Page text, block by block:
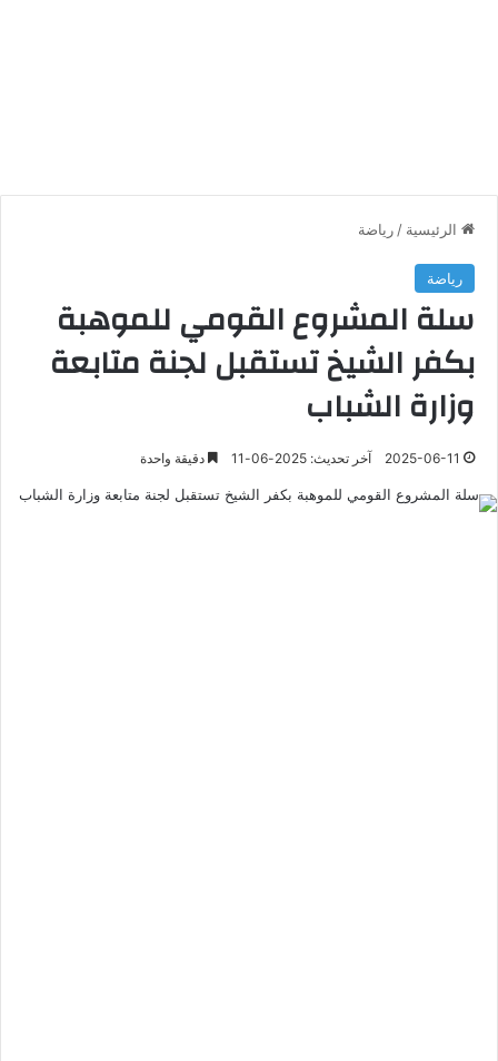
الرئيسية / رياضة
رياضة
سلة المشروع القومي للموهبة
بكفر الشيخ تستقبل لجنة متابعة
وزارة الشباب
2025-06-11 آخر تحديث: 2025-06-11 دقيقة واحدة